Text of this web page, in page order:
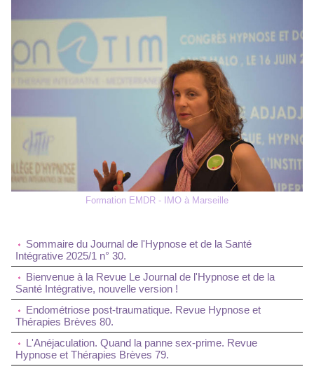
Formation EMDR - IMO à Marseille
Sommaire du Journal de l'Hypnose et de la Santé
Intégrative 2025/1 n° 30.
Bienvenue à la Revue Le Journal de l'Hypnose et de la
Santé Intégrative, nouvelle version !
Endométriose post-traumatique. Revue Hypnose et
Thérapies Brèves 80.
L'Anéjaculation. Quand la panne sex-prime. Revue
Hypnose et Thérapies Brèves 79.